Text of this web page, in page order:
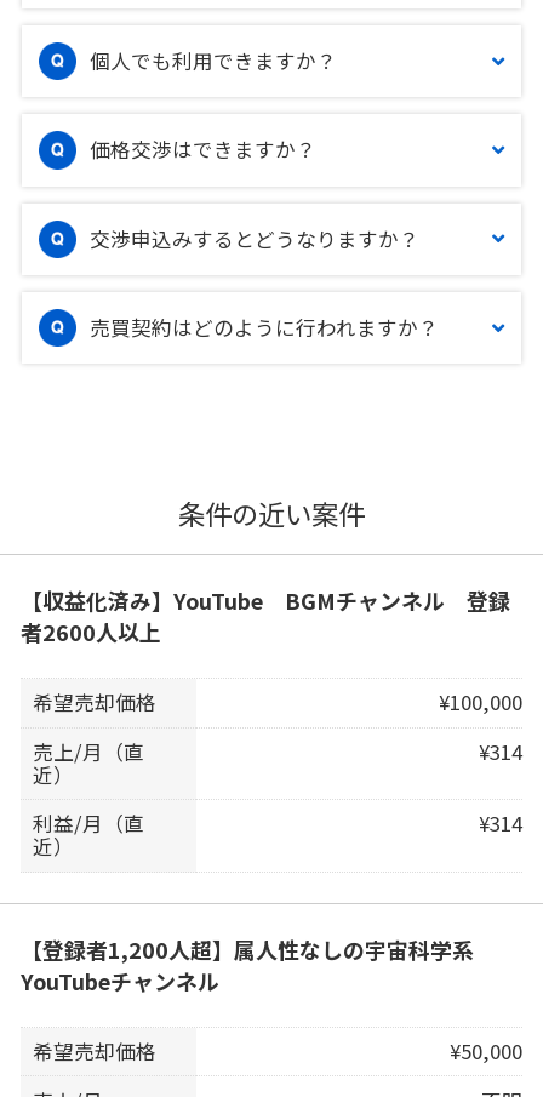
個人でも利用できますか？
価格交渉はできますか？
交渉申込みするとどうなりますか？
売買契約はどのように行われますか？
条件の近い案件
【収益化済み】YouTube BGMチャンネル 登録
者2600人以上
希望売却価格
¥100,000
売上/月（直
近）
¥314
利益/月（直
近）
¥314
【登録者1,200人超】属人性なしの宇宙科学系
YouTubeチャンネル
希望売却価格
¥50,000